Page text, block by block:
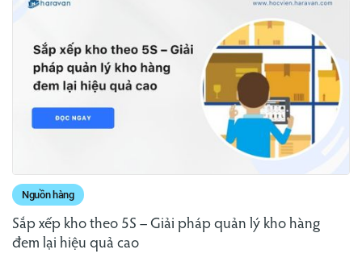
Nguồn hàng
Sắp xếp kho theo 5S – Giải pháp quản lý kho hàng
đem lại hiệu quả cao